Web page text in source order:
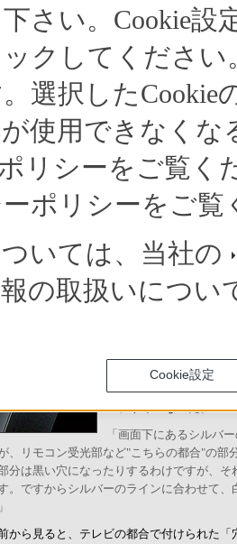
ーズは、ある意味兄弟モデルとも言える関
く異なるが、映像部分では両者とも同じ作
Sシリーズはこれまでの液晶テレビのイメー
広い層に受け入れられやすい。一方のVシ
したシックなデザインで、今までテレビにな
る。
徴的であるVシリーズのデザインコンセプト
ビ事業本部・FTV商品企画課の佐久間大二郎
テレビというのはシルバーのものが多く、
います。その背景というのは、テレビは
存在感を消したいという意向からどんどん
その中で存在感を消すシルバーよりも、
Vシリーズのブラックフ
だが、闇雲に目立とう
を主張しないか。その
ーデザインなのだ。
「画面下にあるシルバ
、リモコン受光部など"こちらの都合"の部
分は黒い穴になったりするわけですが、
。ですからシルバーのラインに合わせて
から見ると、テレビの都合で付けられた
さい。Cookie設
クしてください
選択した
使用できなくな
リシーをご覧
ポリシーをご覧
いては、当社の
の取扱いについ
Cookie設定